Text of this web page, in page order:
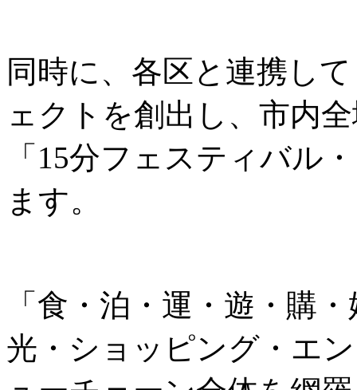
同時に、各区と連携し
ェクトを創出し、市内
「15分フェスティバル
ます。
「食・泊・運・遊・購
光・ショッピング・エ